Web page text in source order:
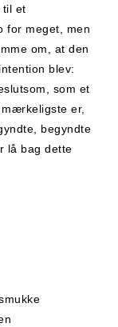
til et
for meget, men
om, at den
blev:
som et
er,
begyndte
lå bag dette